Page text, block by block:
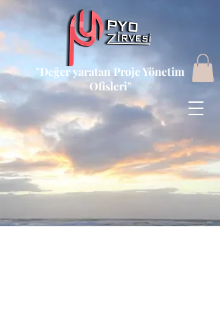
"Değer yaratan Proje Yönetim
Ofisleri"